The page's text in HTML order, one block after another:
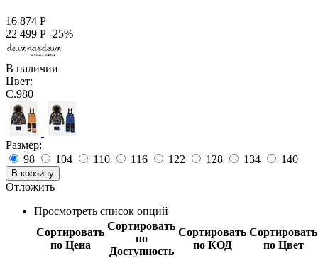
16 874 Р
22 499 Р -25%
В наличии
Цвет:
C.980
Размер:
98
104 110 116 122 128 134 140
В корзину
Отложить
Просмотреть список опций
Сортировать
по Цена
Сортировать
по
Доступность
Сортировать
по КОД
Сортировать
по Цвет